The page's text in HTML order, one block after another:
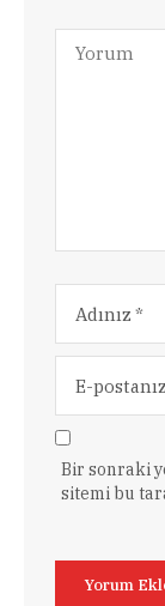
Bir sonraki
sitemi bu